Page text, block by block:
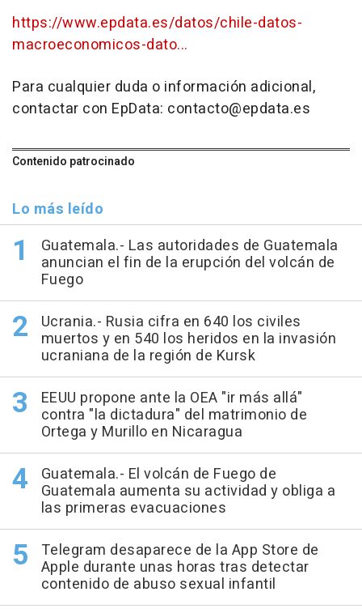
https://www.epdata.es/datos/chile-datos-
macroeconomicos-dato...
Para cualquier duda o información adicional,
contactar con EpData: contacto@epdata.es
Contenido patrocinado
Lo más leído
Guatemala.- Las autoridades de Guatemala
anuncian el fin de la erupción del volcán de
Fuego
Ucrania.- Rusia cifra en 640 los civiles
muertos y en 540 los heridos en la invasión
ucraniana de la región de Kursk
EEUU propone ante la OEA "ir más allá"
contra "la dictadura" del matrimonio de
Ortega y Murillo en Nicaragua
Guatemala.- El volcán de Fuego de
Guatemala aumenta su actividad y obliga a
las primeras evacuaciones
Telegram desaparece de la App Store de
Apple durante unas horas tras detectar
contenido de abuso sexual infantil